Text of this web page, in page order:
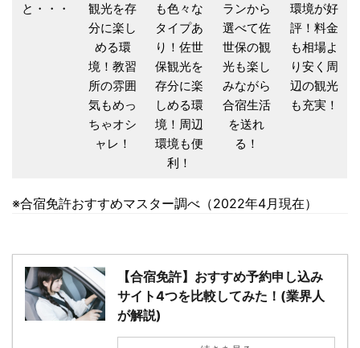
と・・・
観光を存
分に楽し
める環
境！教習
所の雰囲
気もめっ
ちゃオシ
ャレ！
も色々な
タイプあ
り！佐世
保観光を
存分に楽
しめる環
境！周辺
環境も便
利！
ランから
選べて佐
世保の観
光も楽し
みながら
合宿生活
を送れ
る！
環境が好
評！料金
も相場よ
り安く周
辺の観光
も充実！
※合宿免許おすすめマスター調べ（2022年4月現在）
【合宿免許】おすすめ予約申し込み
サイト4つを比較してみた！(業界人
が解説)